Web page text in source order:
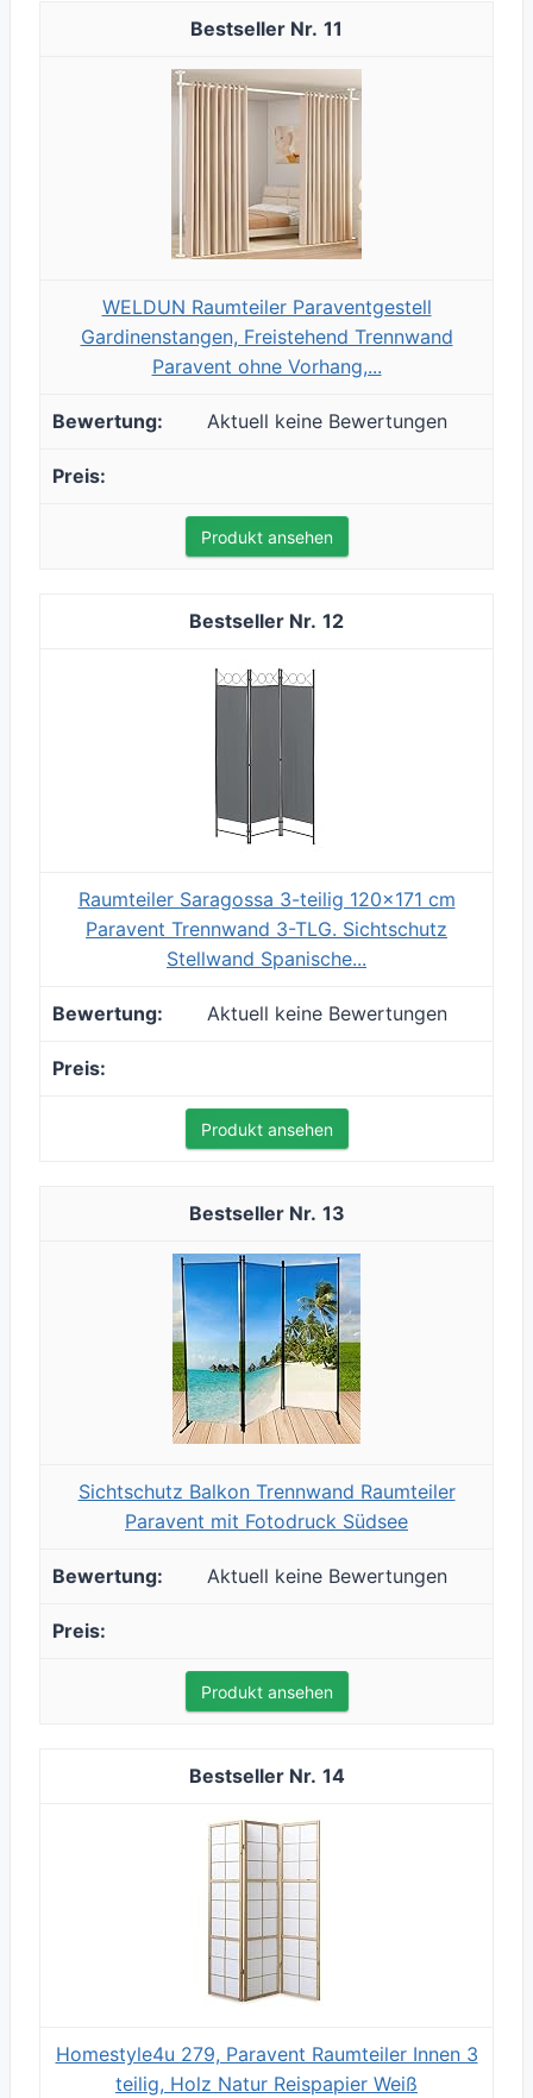
11
WELDUN Raumteiler Paraventgestell
Gardinenstangen, Freistehend Trennwand
Paravent ohne Vorhang,...
Aktuell keine Bewertungen
Produkt ansehen
12
Raumteiler Saragossa 3-teilig 120x171 cm
Paravent Trennwand 3-TLG. Sichtschutz
Stellwand Spanische...
Aktuell keine Bewertungen
Produkt ansehen
13
Sichtschutz Balkon Trennwand Raumteiler
Paravent mit Fotodruck Südsee
Aktuell keine Bewertungen
Produkt ansehen
14
Homestyle4u 279, Paravent Raumteiler Innen 3
teilig, Holz Natur Reispapier Weiß